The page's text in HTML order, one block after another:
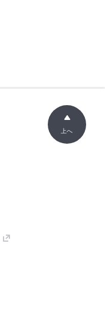
上へ